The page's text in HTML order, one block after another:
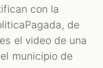
con la
de
el video de una
municipio de